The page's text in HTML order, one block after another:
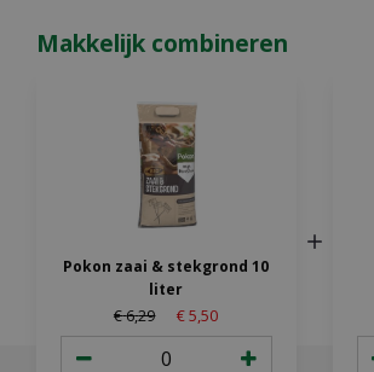
Makkelijk combineren
Pokon zaai & stekgrond 10
liter
€6,29 €5,50